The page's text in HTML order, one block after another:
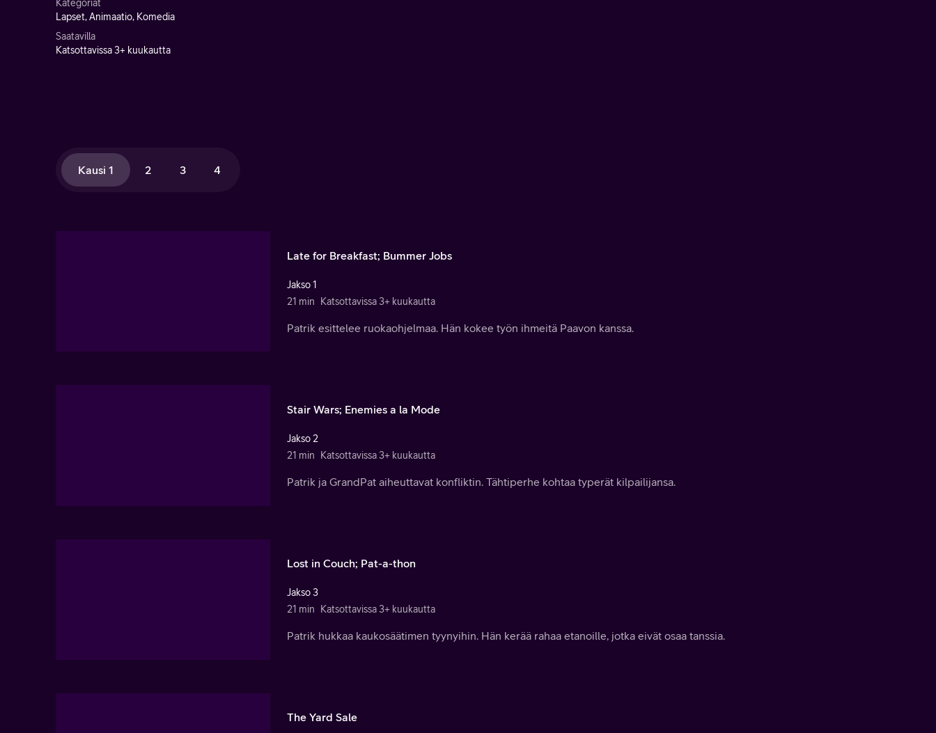
Kategoriat
Lapset, Animaatio, Komedia
Saatavilla
Katsottavissa 3+ kuukautta
Kausi 1 2 3 4
Late for Breakfast; Bummer Jobs
Jakso 1
21 min
Katsottavissa 3+ kuukautta
Patrik esittelee ruokaohjelmaa. Hän kokee työn ihmeitä Paavon kanssa.
Stair Wars; Enemies a la Mode
Jakso 2
21 min
Katsottavissa 3+ kuukautta
Patrik ja GrandPat aiheuttavat konfliktin. Tähtiperhe kohtaa typerät kilpailijansa.
Lost in Couch; Pat-a-thon
Jakso 3
21 min
Katsottavissa 3+ kuukautta
Patrik hukkaa kaukosäätimen tyynyihin. Hän kerää rahaa etanoille, jotka eivät osaa tanssia.
The Yard Sale